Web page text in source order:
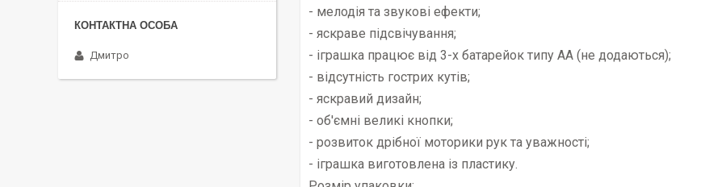
- мелодія та звукові ефекти;
- яскраве підсвічування;
- іграшка працює від 3-х батарейок типу АА (не додаються);
- відсутність гострих кутів;
- яскравий дизайн;
- об'ємні великі кнопки;
- розвиток дрібної моторики рук та уважності;
- іграшка виготовлена із пластику.
Дмитро